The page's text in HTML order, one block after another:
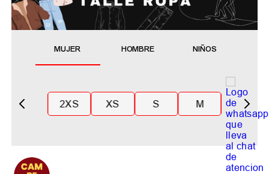
MUJER HOMBRE NIÑOS
2XS XS S M